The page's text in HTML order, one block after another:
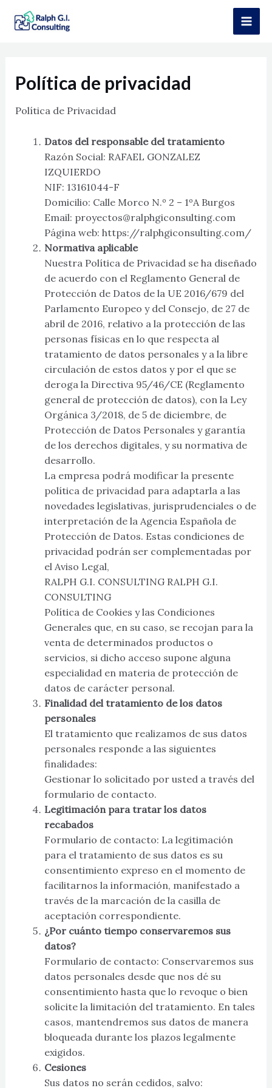
Política de privacidad
Política de Privacidad
Datos del responsable del tratamiento
Razón Social: RAFAEL GONZALEZ
IZQUIERDO
NIF: 13161044-F
Domicilio: Calle Morco N.º 2 – 1ºA Burgos
Email: proyectos@ralphgiconsulting.com
Página web: https://ralphgiconsulting.com/
Normativa aplicable
Nuestra Política de Privacidad se ha diseñado
de acuerdo con el Reglamento General de
Protección de Datos de la UE 2016/679 del
Parlamento Europeo y del Consejo, de 27 de
abril de 2016, relativo a la protección de las
personas físicas en lo que respecta al
tratamiento de datos personales y a la libre
circulación de estos datos y por el que se
deroga la Directiva 95/46/CE (Reglamento
general de protección de datos), con la Ley
Orgánica 3/2018, de 5 de diciembre, de
Protección de Datos Personales y garantía
de los derechos digitales, y su normativa de
desarrollo.
La empresa podrá modificar la presente
política de privacidad para adaptarla a las
novedades legislativas, jurisprudenciales o de
interpretación de la Agencia Española de
Protección de Datos. Estas condiciones de
privacidad podrán ser complementadas por
el Aviso Legal,
RALPH G.I. CONSULTING RALPH G.I.
CONSULTING
Política de Cookies y las Condiciones
Generales que, en su caso, se recojan para la
venta de determinados productos o
servicios, si dicho acceso supone alguna
especialidad en materia de protección de
datos de carácter personal.
Finalidad del tratamiento de los datos
personales
El tratamiento que realizamos de sus datos
personales responde a las siguientes
finalidades:
Gestionar lo solicitado por usted a través del
formulario de contacto.
Legitimación para tratar los datos
recabados
Formulario de contacto: La legitimación
para el tratamiento de sus datos es su
consentimiento expreso en el momento de
facilitarnos la información, manifestado a
través de la marcación de la casilla de
aceptación correspondiente.
¿Por cuánto tiempo conservaremos sus
datos?
Formulario de contacto: Conservaremos sus
datos personales desde que nos dé su
consentimiento hasta que lo revoque o bien
solicite la limitación del tratamiento. En tales
casos, mantendremos sus datos de manera
bloqueada durante los plazos legalmente
exigidos.
Cesiones
Sus datos no serán cedidos, salvo: